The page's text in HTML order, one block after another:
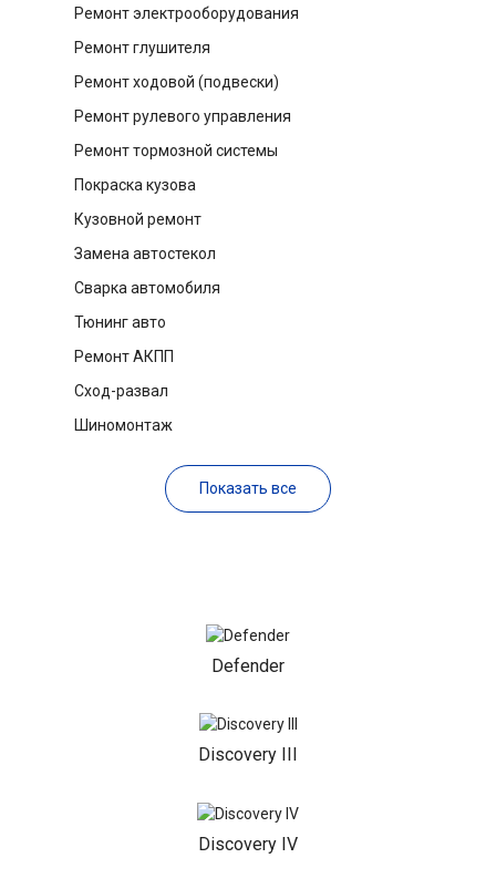
Ремонт электрооборудования
Ремонт глушителя
Ремонт ходовой (подвески)
Ремонт рулевого управления
Ремонт тормозной системы
Покраска кузова
Кузовной ремонт
Замена автостекол
Сварка автомобиля
Тюнинг авто
Ремонт АКПП
Сход-развал
Шиномонтаж
Показать все
Defender
Discovery III
Discovery IV